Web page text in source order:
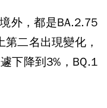
外，都是BA.2.75
二名出現變化，
下降到3%，BQ.1